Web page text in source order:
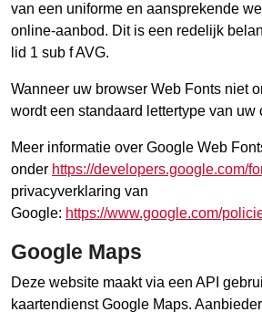
van een uniforme en aansprekende
online-aanbod. Dit is een redelijk
lid 1 sub f AVG.
Wanneer uw browser Web Fonts niet
wordt een standaard lettertype van uw
Meer informatie over Google Web
onder https://developers.google.com/
privacyverklaring van
Google: https://www.google.com/
Google Maps
Deze website maakt via een API
kaartendienst Google Maps.